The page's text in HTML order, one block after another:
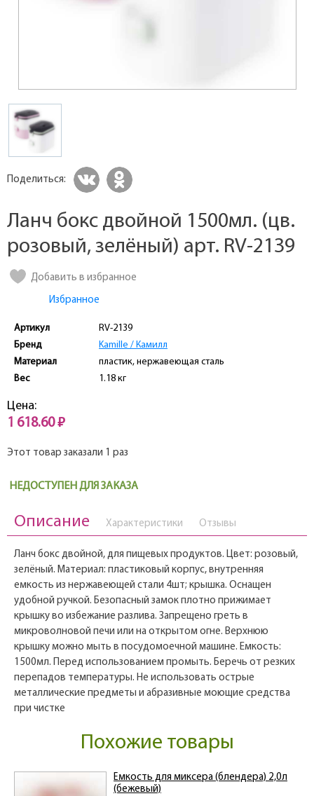
Поделиться:
Ланч бокс двойной 1500мл. (цв.
розовый, зелёный) арт. RV-2139
Добавить в избранное
Избранное
Артикул
RV-2139
Бренд
Kamille / Камилл
Материал
пластик, нержавеющая сталь
Вес
1.18 кг
Цена:
1 618.60 ₽
Этот товар заказали 1 раз
НЕДОСТУПЕН ДЛЯ ЗАКАЗА
Описание Характеристики Отзывы
Ланч бокс двойной, для пищевых продуктов. Цвет: розовый,
зелёный. Материал: пластиковый корпус, внутренняя
емкость из нержавеющей стали 4шт; крышка. Оснащен
удобной ручкой. Безопасный замок плотно прижимает
крышку во избежание разлива. Запрещено греть в
микроволновой печи или на открытом огне. Верхнюю
крышку можно мыть в посудомоечной машине. Емкость:
1500мл. Перед использованием промыть. Беречь от резких
перепадов температуры. Не использовать острые
металлические предметы и абразивные моющие средства
при чистке
Похожие товары
Ёмкость для миксера (блендера) 2,0л
(бежевый)